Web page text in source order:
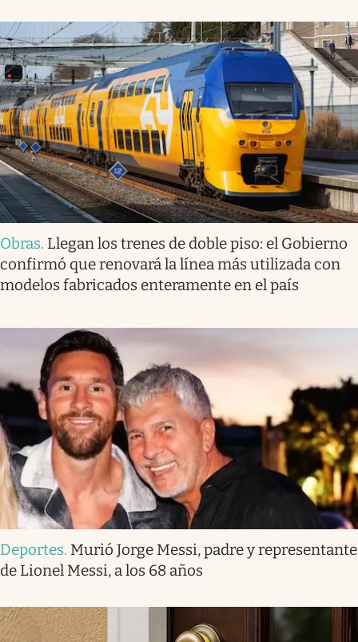
Obras. Llegan los trenes de doble piso: el Gobierno
confirmó que renovará la línea más utilizada con
modelos fabricados enteramente en el país
Deportes. Murió Jorge Messi, padre y representante
de Lionel Messi, a los 68 años